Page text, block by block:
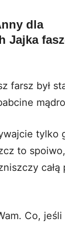
dla
Jajka
farsz był
tylko
to
całą
Co, jeśli